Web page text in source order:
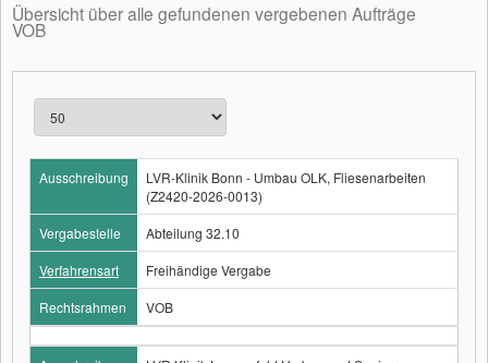
Übersicht über alle gefundenen vergebenen Aufträge
VOB
Ausschreibung
LVR-Klinik Bonn - Umbau OLK, Fliesenarbeiten
(Z2420-2026-0013)
Vergabestelle
Abteilung 32.10
Verfahrensart
Freihändige Vergabe
Rechtsrahmen
VOB